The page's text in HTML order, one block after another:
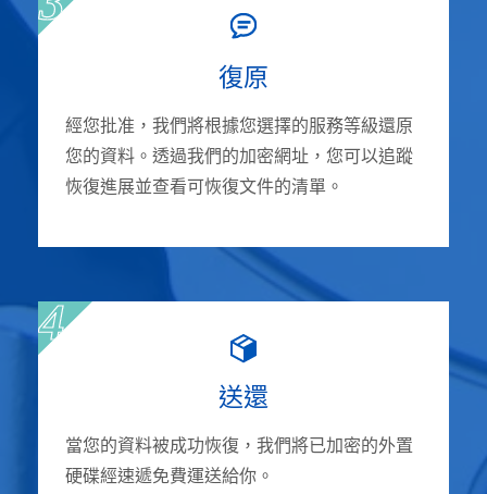
復原
經您批准，我們將根據您選擇的服務等級還原
您的資料。透過我們的加密網址，您可以追蹤
恢復進展並查看可恢復文件的清單。
送還
當您的資料被成功恢復，我們將已加密的外置
硬碟經速遞免費運送給你。